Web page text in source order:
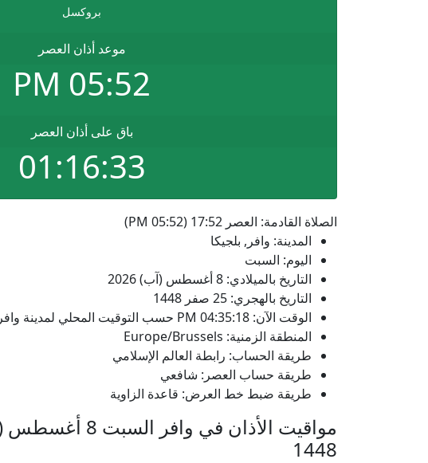
بروكسل
موعد أذان العصر
05:52 PM
باق على أذان العصر
01:16:33
الصلاة القادمة: العصر 17:52 (05:52 PM)
المدينة: وافر, بلجيكا
اليوم: السبت
التاريخ بالميلادي: 8 أغسطس (آب) 2026
التاريخ بالهجري: 25 صفر 1448
الوقت الآن: 04:35:18
PM حسب التوقيت المحلي لمدينة وافر
المنطقة الزمنية: Europe/Brussels
طريقة الحساب: رابطة العالم الإسلامي
طريقة حساب العصر: شافعي
طريقة ضبط خط العرض: قاعدة الزاوية
1448